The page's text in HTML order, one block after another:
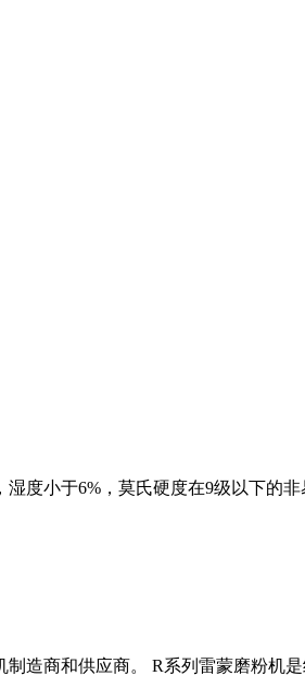
度小于6%，莫氏硬度在9级以下的
造商和供应商。 R系列雷蒙磨粉机